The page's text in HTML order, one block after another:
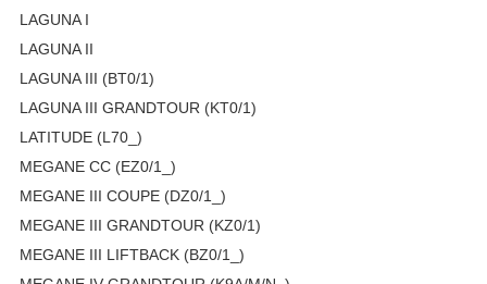
LAGUNA I
LAGUNA II
LAGUNA III (BT0/1)
LAGUNA III GRANDTOUR (KT0/1)
LATITUDE (L70_)
MEGANE CC (EZ0/1_)
MEGANE III COUPE (DZ0/1_)
MEGANE III GRANDTOUR (KZ0/1)
MEGANE III LIFTBACK (BZ0/1_)